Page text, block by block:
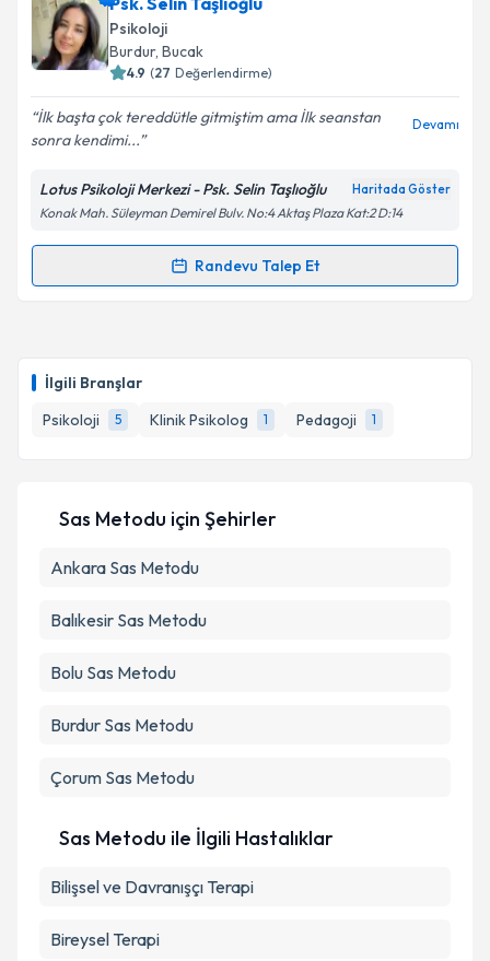
İlgili Branşlar
Psikoloji
5 Klinik Psikolog 1 Pedagoji 1
talebi oluşturun. Size bu uzmandan randevu almanız
için bir takvim hazırlandığında e-posta ile
bilgilendireceğiz.
E-posta Adresiniz
Kişisel verilerimin işlenmesine ilişkinAydınlatma
Metni'ni okudum ve kişisel verilerimin belirtilen
kapsamda işlenmesini kabul ediyorum.
Psikoloji
Burdur, Bucak
4.9 (27 Değerlendirme)
İlk başta çok tereddütle gitmiştim ama İlk seanstan
sonra kendimi...
Devamı
Lotus Psikoloji Merkezi - Psk. Selin Taşlıoğlu Haritada Göster
Konak Mah. Süleyman Demirel Bulv. No:4 Aktaş Plaza Kat:2 D:14
Randevu Talep Et
Randevu Takvimi Talebi
takvim hazırlandığında e-posta ile bilgilendireceğiz.
E-posta Adresiniz
Metni'ni okudum ve kişisel verilerimin belirtilen
Sas Metodu için Şehirler
Ankara Sas Metodu
Balıkesir Sas Metodu
Bolu Sas Metodu
Burdur Sas Metodu
Çorum Sas Metodu
Sas Metodu ile İlgili Hastalıklar
Bilişsel ve Davranışçı Terapi
Bireysel Terapi